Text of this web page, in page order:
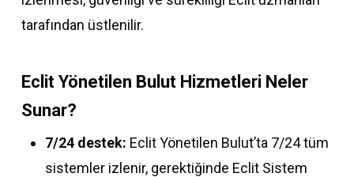
tarafından üstlenilir.
Eclit Yönetilen Bulut Hizmetleri Neler
Sunar?
7/24 destek: Eclit Yönetilen Bulut’ta 7/24 tüm
sistemler izlenir, gerektiğinde Eclit Sistem